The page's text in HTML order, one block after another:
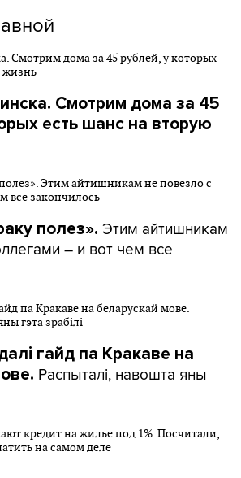
Смотрим дома за 45
есть шанс на вторую
полез». Этим айтишникам
– и вот чем все
гайд па Кракаве на
Распыталі, навошта яны